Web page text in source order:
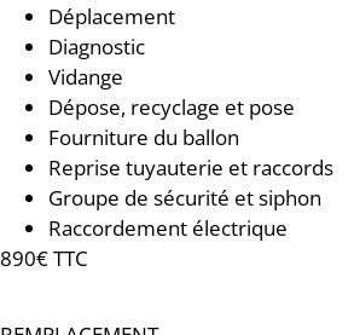
Déplacement
Diagnostic
Vidange
Dépose, recyclage et pose
Fourniture du ballon
Reprise tuyauterie et raccords
Groupe de sécurité et siphon
Raccordement électrique
890€ TTC